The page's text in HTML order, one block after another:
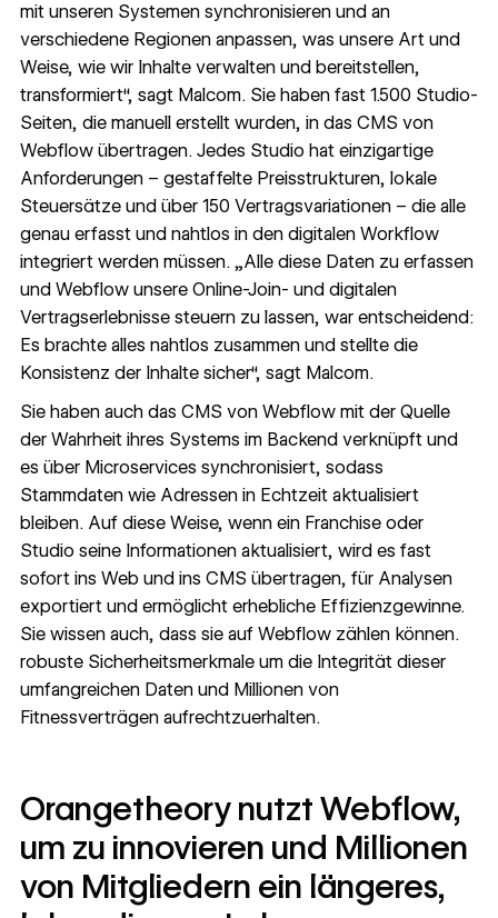
mit unseren Systemen synchronisieren und an
verschiedene Regionen anpassen, was unsere Art und
Weise, wie wir Inhalte verwalten und bereitstellen,
transformiert“, sagt Malcom. Sie haben fast 1.500 Studio-
Seiten, die manuell erstellt wurden, in das CMS von
Webflow übertragen. Jedes Studio hat einzigartige
Anforderungen – gestaffelte Preisstrukturen, lokale
Steuersätze und über 150 Vertragsvariationen – die alle
genau erfasst und nahtlos in den digitalen Workflow
integriert werden müssen. „Alle diese Daten zu erfassen
und Webflow unsere Online-Join- und digitalen
Vertragserlebnisse steuern zu lassen, war entscheidend:
Es brachte alles nahtlos zusammen und stellte die
Konsistenz der Inhalte sicher“, sagt Malcom.
Sie haben auch das CMS von Webflow mit der Quelle
der Wahrheit ihres Systems im Backend verknüpft und
es über Microservices synchronisiert, sodass
Stammdaten wie Adressen in Echtzeit aktualisiert
bleiben. Auf diese Weise, wenn ein Franchise oder
Studio seine Informationen aktualisiert, wird es fast
sofort ins Web und ins CMS übertragen, für Analysen
exportiert und ermöglicht erhebliche Effizienzgewinne.
Sie wissen auch, dass sie auf Webflow zählen können.
robuste Sicherheitsmerkmaleum die Integrität dieser
umfangreichen Daten und Millionen von
Fitnessverträgen aufrechtzuerhalten.
Orangetheory nutzt Webflow,
um zu innovieren und Millionen
von Mitgliedern ein längeres,